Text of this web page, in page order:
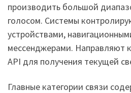
производить большой
голосом. Системы
устройствами,
мессенджерами. Направляют
API для получения текущей
Главные категории связи